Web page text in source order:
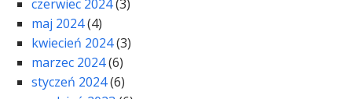
czerwiec 2024(3)
maj 2024(4)
kwiecień 2024(3)
marzec 2024(6)
styczeń 2024(6)